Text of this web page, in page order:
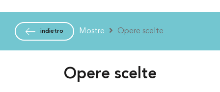
indietro Mostre Opere scelte
Opere scelte